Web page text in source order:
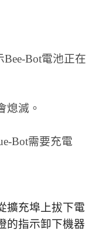
Bot電池正在
熄滅。
Bot需要充電
擴充埠上拔下電
的指示卸下機器